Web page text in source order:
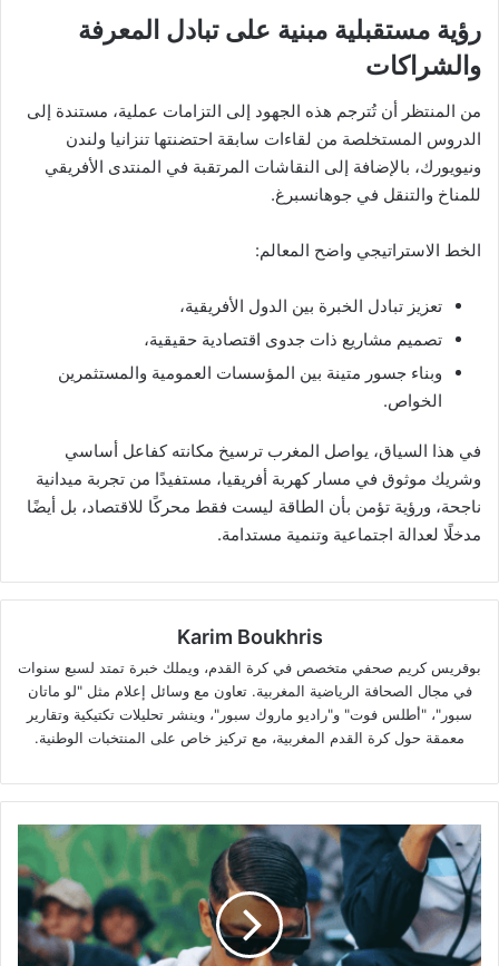
رؤية مستقبلية مبنية على تبادل المعرفة
والشراكات
من المنتظر أن تُترجم هذه الجهود إلى التزامات عملية، مستندة إلى
الدروس المستخلصة من لقاءات سابقة احتضنتها تنزانيا ولندن
ونيويورك، بالإضافة إلى النقاشات المرتقبة في المنتدى الأفريقي
للمناخ والتنقل في جوهانسبرغ.
الخط الاستراتيجي واضح المعالم:
تعزيز تبادل الخبرة بين الدول الأفريقية،
تصميم مشاريع ذات جدوى اقتصادية حقيقية،
وبناء جسور متينة بين المؤسسات العمومية والمستثمرين
الخواص.
في هذا السياق، يواصل المغرب ترسيخ مكانته كفاعل أساسي
وشريك موثوق في مسار كهربة أفريقيا، مستفيدًا من تجربة ميدانية
ناجحة، ورؤية تؤمن بأن الطاقة ليست فقط محركًا للاقتصاد، بل أيضًا
مدخلًا لعدالة اجتماعية وتنمية مستدامة.
Karim Boukhris
بوقريس كريم صحفي متخصص في كرة القدم، ويملك خبرة تمتد لسبع سنوات
في مجال الصحافة الرياضية المغربية. تعاون مع وسائل إعلام مثل "لو ماتان
سبور"، "أطلس فوت" و"راديو ماروك سبور"، وينشر تحليلات تكتيكية وتقارير
معمقة حول كرة القدم المغربية، مع تركيز خاص على المنتخبات الوطنية.
مايس
في
مواجهة
7
سنوات
سجن